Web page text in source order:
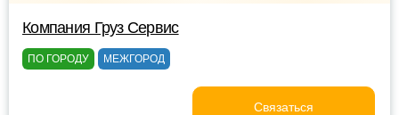
Компания Груз Сервис
ПО ГОРОДУ МЕЖГОРОД
Связаться